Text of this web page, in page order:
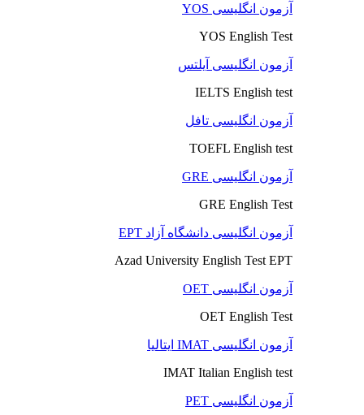
آزمون انگلیسی YOS
YOS English Test
آزمون انگلیسی آیلتس
IELTS English test
آزمون انگلیسی تافل
TOEFL English test
آزمون انگلیسی GRE
GRE English Test
آزمون انگلیسی دانشگاه آزاد EPT
Azad University English Test EPT
آزمون انگلیسی OET
OET English Test
آزمون انگلیسی IMAT ایتالیا
IMAT Italian English test
آزمون انگلیسی PET